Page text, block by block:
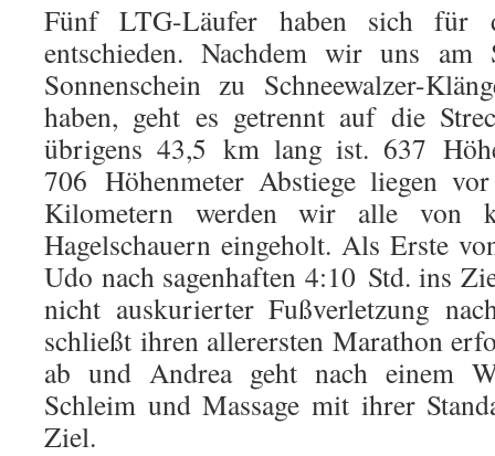
Fünf LTG-Läufer haben sich für
entschieden. Nachdem wir uns
Sonnenschein zu Schneewalzer-
haben, geht es getrennt auf die
übrigens 43,5 km lang ist. 637
706 Höhenmeter Abstiege liegen
Kilometern werden wir alle von
Hagelschauern eingeholt. Als Erste
Udo nach sagenhaften 4:10 Std. ins
nicht auskurierter Fußverletzung
schließt ihren allerersten Marathon
ab und Andrea geht nach einem
Schleim und Massage mit ihrer
Ziel.